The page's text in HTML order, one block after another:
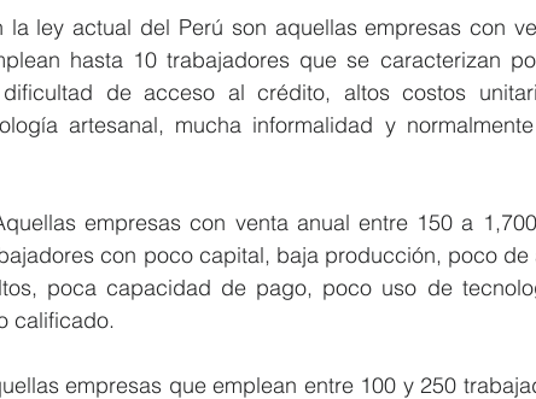
hasta 10 trabajadores que se caracterizan
de acceso al crédito, altos costos
artesanal, mucha informalidad y
con poco capital, baja producción, poco de
poca capacidad de pago, poco uso de
calificado.